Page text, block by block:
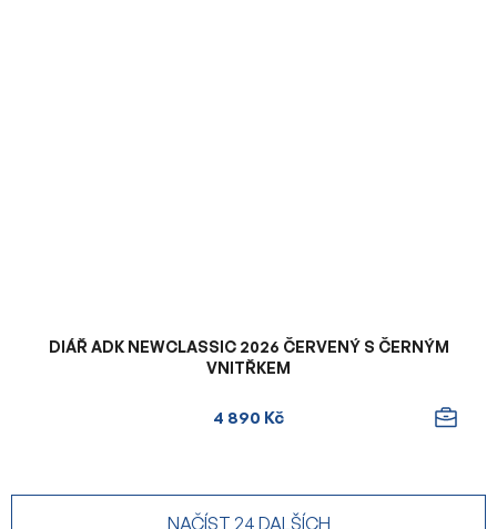
DIÁŘ ADK NEWCLASSIC 2026 ČERVENÝ S ČERNÝM
VNITŘKEM
4 890 Kč
NAČÍST 24 DALŠÍCH